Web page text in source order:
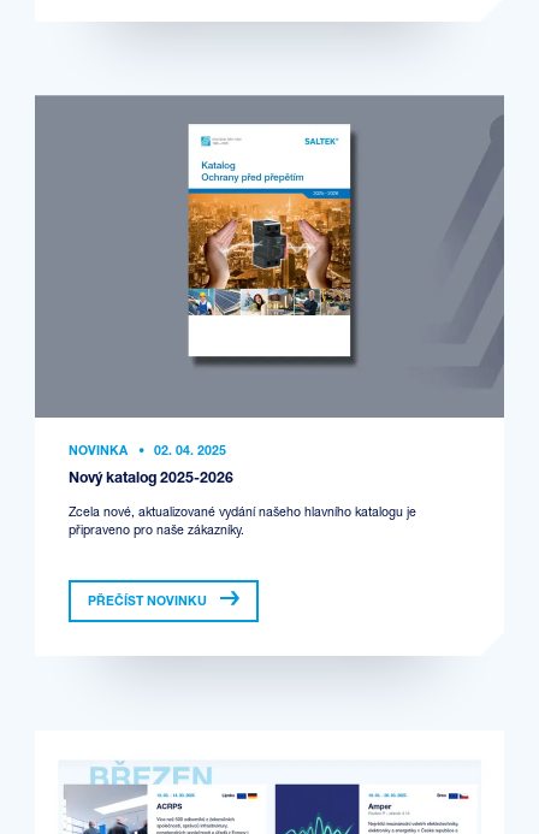
NOVINKA • 02. 04. 2025
Nový katalog 2025-2026
Zcela nové, aktualizované vydání našeho hlavního katalogu je
připraveno pro naše zákazníky.
PŘEČÍST NOVINKU